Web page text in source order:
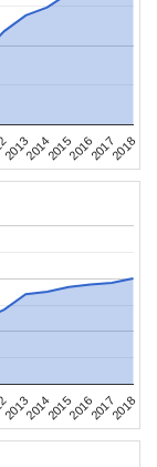
201320142015201620172018
201320142015201620172018